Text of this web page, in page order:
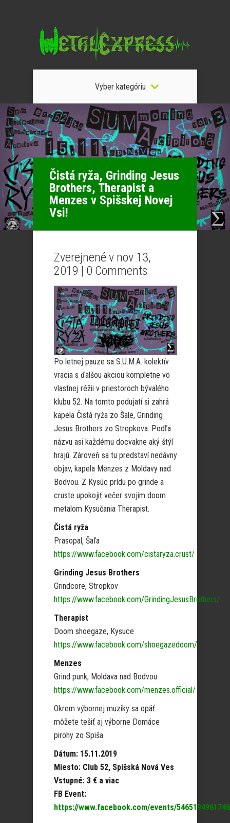
Vyber kategóriu
Čistá ryža, Grinding Jesus
Brothers, Therapist a
Menzes v Spišskej Novej
Vsi!
Zverejnené v nov 13,
2019 | 0 Comments
Po letnej pauze sa S.U.M.A. kolektív
vracia s ďalšou akciou kompletne vo
vlastnej réžii v priestoroch bývalého
klubu 52. Na tomto podujatí si zahrá
kapela Čistá ryža zo Šale, Grinding
Jesus Brothers zo Stropkova. Podľa
názvu asi každému docvakne aký štýl
hrajú. Zároveň sa tu predstaví nedávny
objav, kapela Menzes z Moldavy nad
Bodvou. Z Kysúc prídu po grinde a
cruste upokojiť večer svojim doom
metalom Kysučania Therapist.
Čistá ryža
Prasopal, Šaľa
https://www.facebook.com/cistaryza.crust/
Grinding Jesus Brothers
Grindcore, Stropkov
https://www.facebook.com/GrindingJesusBrothers/
Therapist
Doom shoegaze, Kysuce
https://www.facebook.com/shoegazedoom/
Menzes
Grind punk, Moldava nad Bodvou
https://www.facebook.com/menzes.official/
Okrem výbornej muziky sa opäť
môžete tešiť aj výborne Domáce
pirohy zo Spiša
Dátum: 15.11.2019
Miesto: Club 52, Spišská Nová Ves
Vstupné: 3 € a viac
FB Event:
https://www.facebook.com/events/